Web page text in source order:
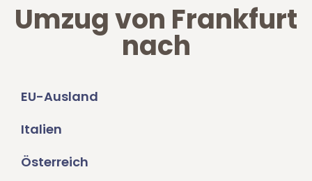
Umzug von Frankfurt
nach
EU-Ausland
Italien
Österreich